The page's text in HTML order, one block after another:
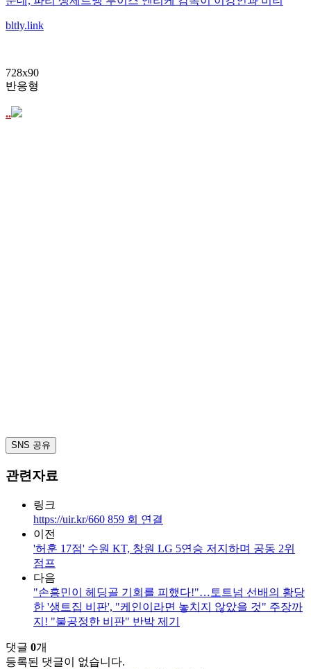
bltly.link
728x90
반응형
..
SNS 공유
관련자료
링크
https://uir.kr/660 859 회 연결
이전
'허훈 17점' 수원 KT, 창원 LG 5연승 저지하며 공동 2위
점프
다음
"손흥민이 헤딩골 기회를 피했다!"…토트넘 선배의 황당
한 '생트집 비판', "케인이라면 놓치지 않았을 것" 주장까
지! "불공정한 비판" 반박 제기
댓글 0개
등록된 댓글이 없습니다.